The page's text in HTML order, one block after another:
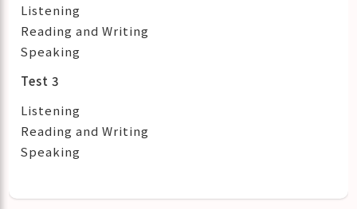
Listening
Reading and Writing
Speaking
Test 3
Listening
Reading and Writing
Speaking